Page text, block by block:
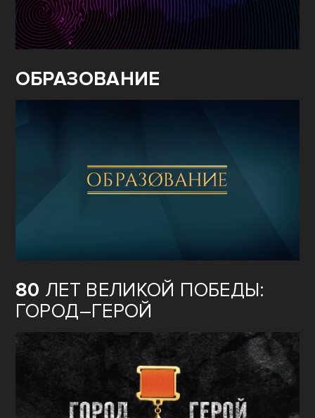
ОБРАЗОВАНИЕ
80 ЛЕТ ВЕЛИКОЙ ПОБЕДЫ:
ГОРОД–ГЕРОЙ